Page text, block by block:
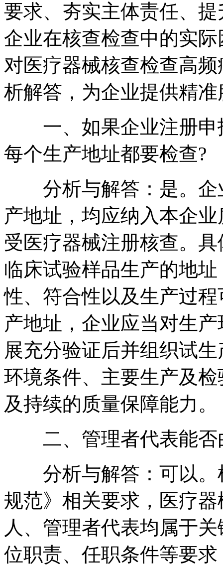
要求、夯实主体责任、
企业在核查检查中的实
对医疗器械核查检查高
析解答，为企业提供精
一、如果企业注册申
每个生产地址都要检查?
分析与解答：是。企
产地址，均应纳入本企
受医疗器械注册核查。
临床试验样品生产的地
性、符合性以及生产过
产地址，企业应当对生
展充分验证后并组织试
环境条件、主要生产及
及持续的质量保障能力。
二、管理者代表能否
分析与解答：可以。
规范》相关要求，医疗
人、管理者代表均属于
位职责、任职条件等要